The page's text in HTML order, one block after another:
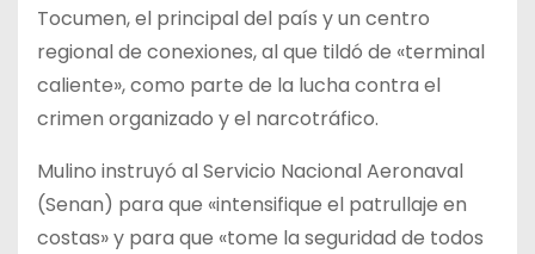
Tocumen, el principal del país y un centro
regional de conexiones, al que tildó de «terminal
caliente», como parte de la lucha contra el
crimen organizado y el narcotráfico.
Mulino instruyó al Servicio Nacional Aeronaval
(Senan) para que «intensifique el patrullaje en
costas» y para que «tome la seguridad de todos